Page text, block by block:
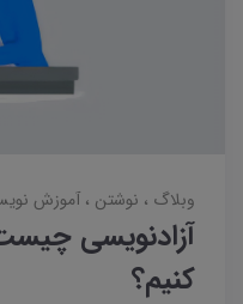
وبلاگ نوشتن آموزش
آزادنویسی
کنیم؟